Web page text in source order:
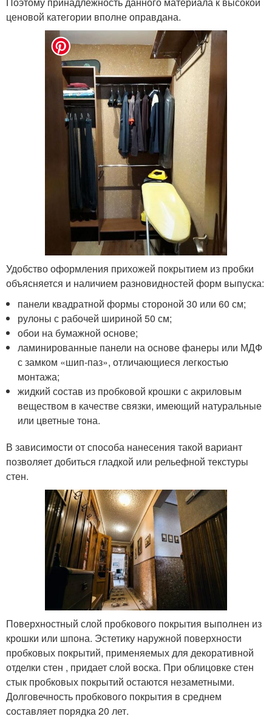
ценовой категории вполне оправдана.
Удобство оформления прихожей покрытием из пробки
объясняется и наличием разновидностей форм выпуска:
панели квадратной формы стороной 30 или 60 см;
рулоны с рабочей шириной 50 см;
обои на бумажной основе;
ламинированные панели на основе фанеры или МДФ
с замком «шип-паз», отличающиеся легкостью
монтажа;
жидкий состав из пробковой крошки с акриловым
веществом в качестве связки, имеющий натуральные
или цветные тона.
В зависимости от способа нанесения такой вариант
позволяет добиться гладкой или рельефной текстуры
стен.
Поверхностный слой пробкового покрытия выполнен из
крошки или шпона. Эстетику наружной поверхности
пробковых покрытий, применяемых для декоративной
отделки стен , придает слой воска. При облицовке стен
стык пробковых покрытий остаются незаметными.
Долговечность пробкового покрытия в среднем
составляет порядка 20 лет.